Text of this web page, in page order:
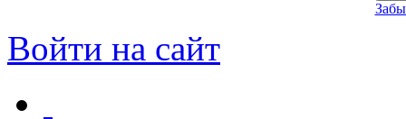
Войти на сайт